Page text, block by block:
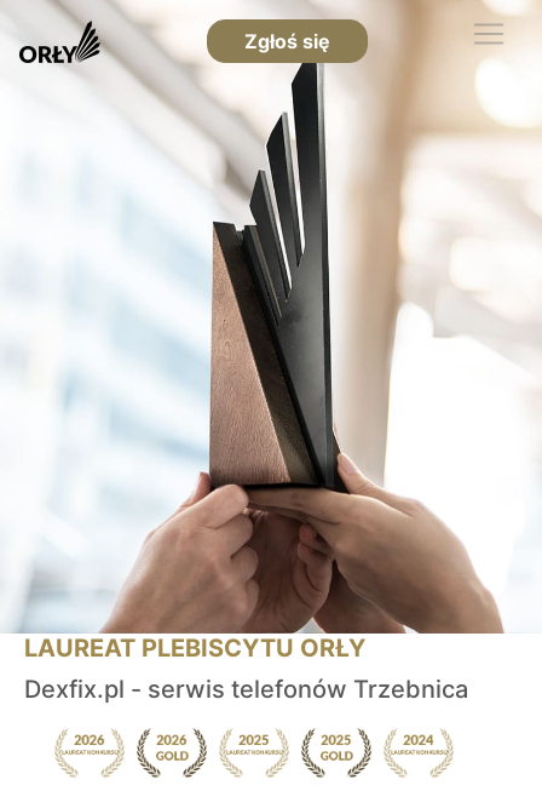
Zgłoś się
LAUREAT PLEBISCYTU ORŁY
Dexfix.pl - serwis telefonów Trzebnica